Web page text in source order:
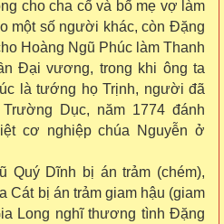
cho cha cố và bố mẹ vợ làm
một số người khác, còn Đặng
Hoàng Ngũ Phúc làm Thanh
Đại vương, trong khi ông ta
là tướng họ Trịnh, người đã
Dục, năm 1774 đánh
cơ nghiệp chúa Nguyễn ở
Quý Dĩnh bị án trảm (chém),
Cát bị án trảm giam hậu (giam
Long nghĩ thương tình Đặng